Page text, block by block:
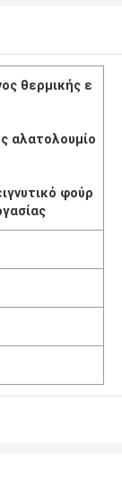
θερμικής ε
αλατολουμίο
φούρ